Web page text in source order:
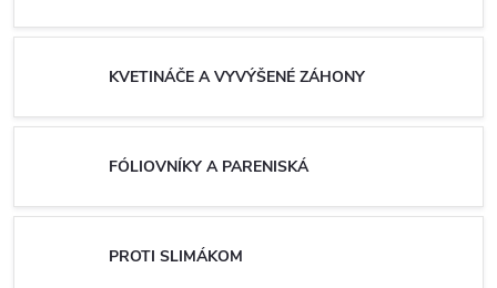
KVETINÁČE A VYVÝŠENÉ ZÁHONY
FÓLIOVNÍKY A PARENISKÁ
PROTI SLIMÁKOM